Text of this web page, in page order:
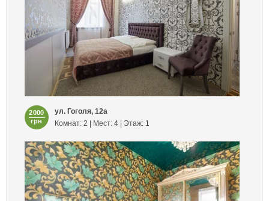
2000
грн
ул. Гоголя, 12а
Комнат: 2 | Мест: 4 | Этаж: 1